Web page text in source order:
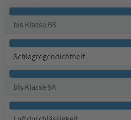
bis Klasse B5
Schlagregendichtheit
bis Klasse 9A